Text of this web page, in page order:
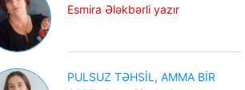
Esmira Ələkbərli yazır
PULSUZ TƏHSİL, AMMA BİR